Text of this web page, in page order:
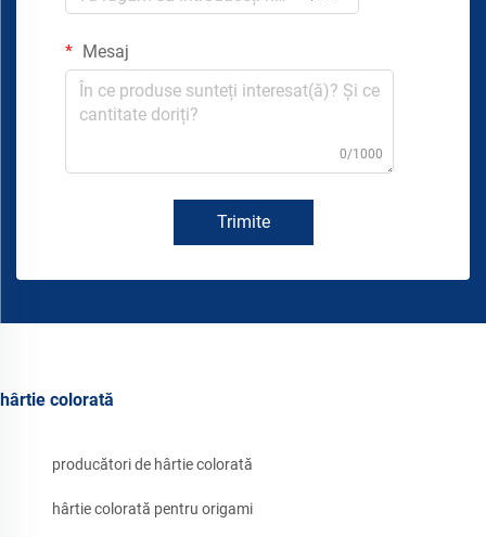
Mesaj
0/1000
Trimite
hârtie colorată
producători de hârtie colorată
hârtie colorată pentru origami